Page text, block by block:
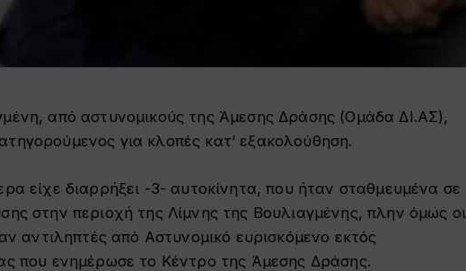
από αστυνομικούς της Άμεσης Δράσης (Ομάδα ΔΙ.ΑΣ),
για κλοπές κατ’ εξακολούθηση.
είχε διαρρήξει -3- αυτοκίνητα, που ήταν σταθμευμένα σε
στην περιοχή της Λίμνης της Βουλιαγμένης, πλην όμως οι
αντιληπτές από Αστυνομικό ευρισκόμενο εκτός
που ενημέρωσε το Κέντρο της Άμεσης Δράσης.